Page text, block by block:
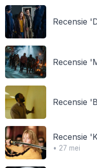
Recensie
Recensie
Recensie
Recensie
• 27 mei